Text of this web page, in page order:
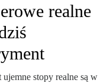
realne
stopy realne są w